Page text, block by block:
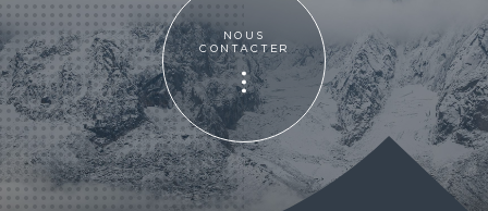
NOUS
CONTACTER
NOUS
CONTACTER